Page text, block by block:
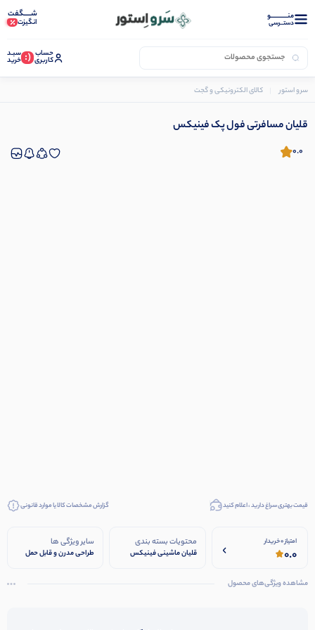
منــــــــــــو
دستــرسی
شـــــگفت
انگیزت
حساب
کاربری (: سبـد
خرید
سرو استور کالای الکترونیکی و گجت
قلیان مسافرتی فول پک فینیکس
0.0
قیمت بهتری سراغ دارید ، اعلام کنید گزارش مشخصات کالا یا موارد قانونی
امتیاز 0 خریدار
0.0
محتویات بسته بندی
قلیان ماشینی فینیکس
سایر ویژگی ها
طراحی مدرن و قابل حمل
مشاهده ویژگی‌های محصول